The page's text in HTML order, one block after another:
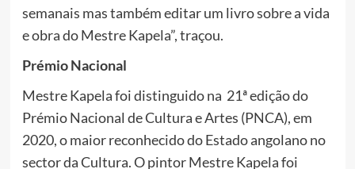
semanais mas também editar um livro sobre a vida
e obra do Mestre Kapela”, traçou.
Prémio Nacional
Mestre Kapela foi distinguido na 21ª edição do
Prémio Nacional de Cultura e Artes (PNCA), em
2020, o maior reconhecido do Estado angolano no
sector da Cultura. O pintor Mestre Kapela foi